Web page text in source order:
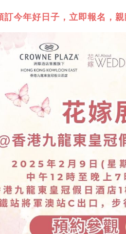
訂今年好日子，立即報名，